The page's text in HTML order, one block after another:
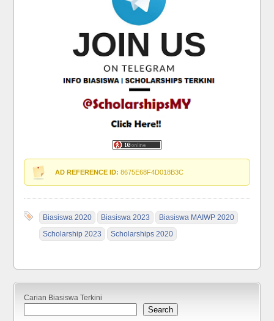
AD REFERENCE ID: 8675E68F4D018B3C
Biasiswa 2020 Biasiswa 2023
Biasiswa MAIWP 2020
Scholarship 2023
Scholarships 2020
Carian Biasiswa Terkini
Search